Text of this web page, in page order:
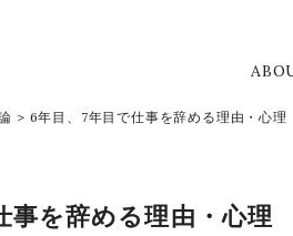
> 6年目、7年目で仕事を辞める理由・心理
事を辞める理由・心理